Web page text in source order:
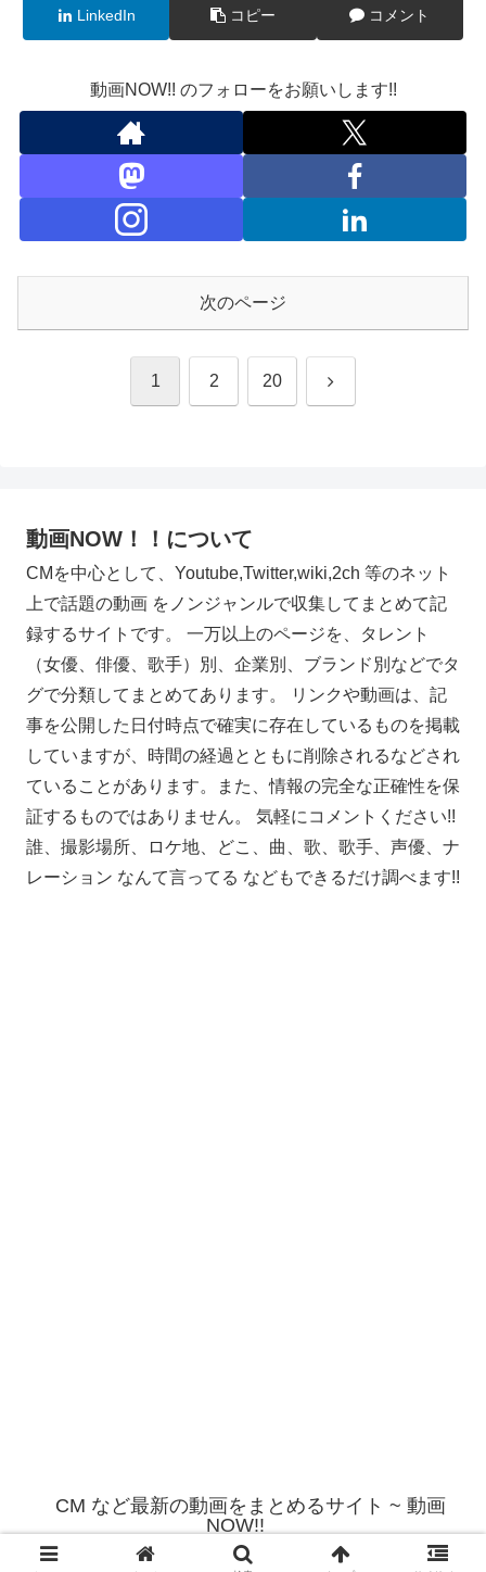
LinkedIn コピー コメント
動画NOW!! のフォローをお願いします!!
次のページ
1 2 20 次
動画NOW！！について
CMを中心として、Youtube,Twitter,wiki,2ch 等のネット
上で話題の動画 をノンジャンルで収集してまとめて記
録するサイトです。 一万以上のページを、タレント
（女優、俳優、歌手）別、企業別、ブランド別などでタ
グで分類してまとめてあります。 リンクや動画は、記
事を公開した日付時点で確実に存在しているものを掲載
していますが、時間の経過とともに削除されるなどされ
ていることがあります。また、情報の完全な正確性を保
証するものではありません。 気軽にコメントください!!
誰、撮影場所、ロケ地、どこ、曲、歌、歌手、声優、ナ
レーション なんて言ってる などもできるだけ調べます!!
CM など最新の動画をまとめるサイト ~ 動画
NOW!!
© 2012 CM など最新の動画をまとめるサイト ~ 動画NOW!!.